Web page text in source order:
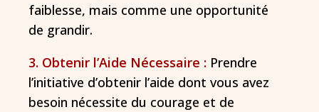
faiblesse, mais comme une opportunité
de grandir.
3. Obtenir l’Aide Nécessaire : Prendre
l’initiative d’obtenir l’aide dont vous avez
besoin nécessite du courage et de